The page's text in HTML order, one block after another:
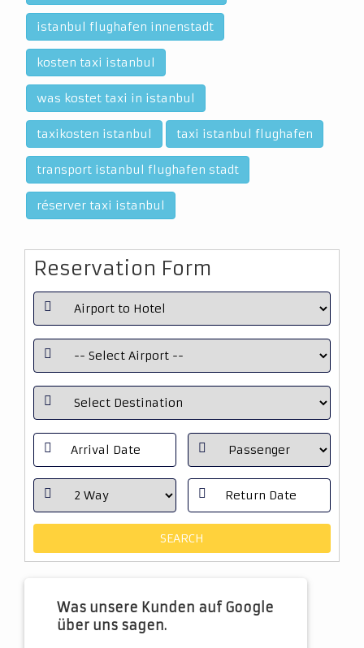
istanbul flughafen innenstadt
kosten taxi istanbul
was kostet taxi in istanbul
taxikosten istanbul taxi istanbul flughafen
transport istanbul flughafen stadt
réserver taxi istanbul
Reservation Form
Was unsere Kunden auf Google
über uns sagen.